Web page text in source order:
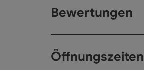
Bewertungen
Öffnungszeiten